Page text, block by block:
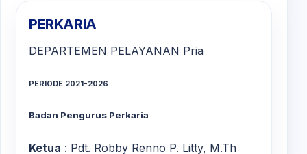
PERKARIA
DEPARTEMEN PELAYANAN Pria
PERIODE 2021-2026
Badan Pengurus Perkaria
Ketua : Pdt. Robby Renno P. Litty, M.Th